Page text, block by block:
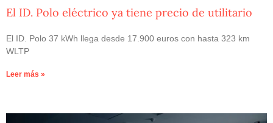
El ID. Polo eléctrico ya tiene precio de utilitario
El ID. Polo 37 kWh llega desde 17.900 euros con hasta 323 km
WLTP
Leer más »